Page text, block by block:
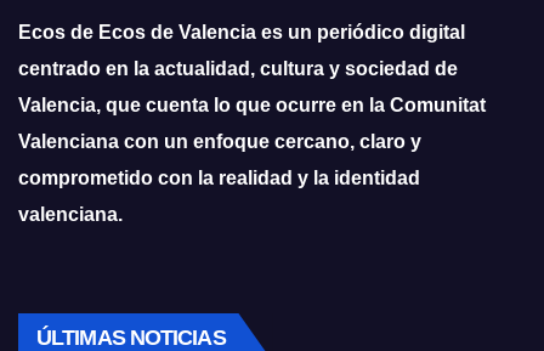
Ecos de Ecos de Valencia es un periódico digital
centrado en la actualidad, cultura y sociedad de
Valencia, que cuenta lo que ocurre en la Comunitat
Valenciana con un enfoque cercano, claro y
comprometido con la realidad y la identidad
valenciana.
ÚLTIMAS NOTICIAS